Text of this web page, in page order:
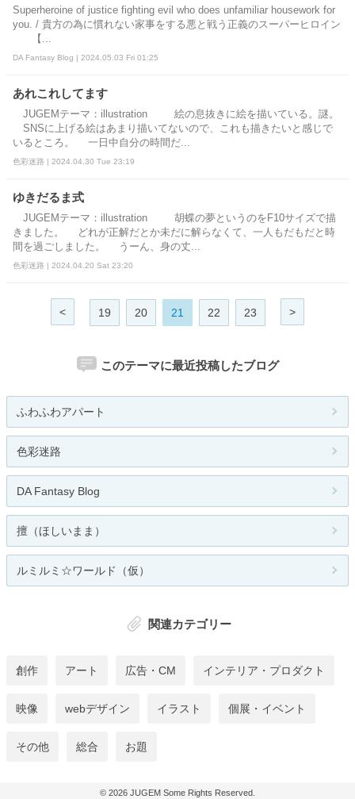
Superheroine of justice fighting evil who does unfamiliar housework for
you. / 貴方の為に慣れない家事をする悪と戦う正義のスーパーヒロイン
【...
DA Fantasy Blog | 2024.05.03 Fri 01:25
あれこれしてます
JUGEMテーマ：illustration 絵の息抜きに絵を描いている。謎。
SNSに上げる絵はあまり描いてないので、これも描きたいと感じで
いるところ。 一日中自分の時間だ...
色彩迷路 | 2024.04.30 Tue 23:19
ゆきだるま式
JUGEMテーマ：illustration 胡蝶の夢というのをF10サイズで描
きました。 どれが正解だとか未だに解らなくて、一人もだもだと時
間を過ごしました。 うーん、身の丈...
色彩迷路 | 2024.04.20 Sat 23:20
< 19 20 21 22 23 >
このテーマに最近投稿したブログ
ふわふわアパート
色彩迷路
DA Fantasy Blog
擅（ほしいまま）
ルミルミ☆ワールド（仮）
関連カテゴリー
創作 アート 広告・CM インテリア・プロダクト
映像 webデザイン イラスト 個展・イベント
その他 総合 お題
© 2026 JUGEM Some Rights Reserved.